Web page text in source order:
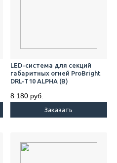
LED-система для секций
габаритных огней ProBright
DRL-T10 ALPHA (В)
8 180 руб.
Заказать